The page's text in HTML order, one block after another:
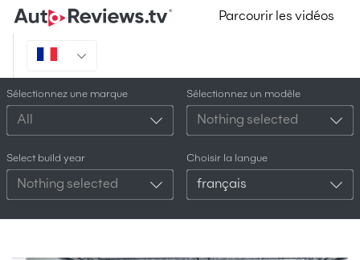
Parcourir les vidéos
Sélectionnez une marque
All
Sélectionnez un modèle
Nothing selected
Select build year
Nothing selected
Choisir la langue
français